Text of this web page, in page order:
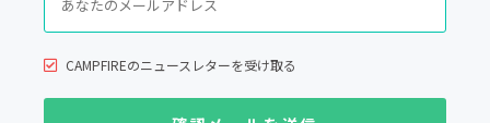
CAMPFIREのニュースレターを受け取る